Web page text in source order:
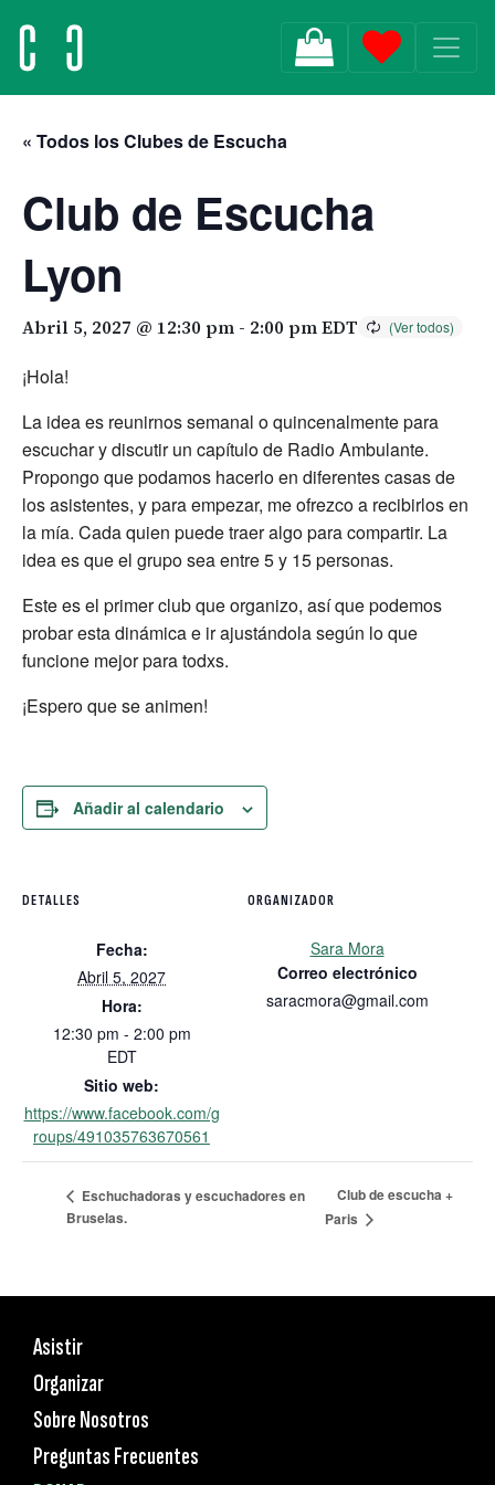
MAIN NAVIGATION
« Todos los Clubes de Escucha
Club de Escucha
Lyon
Abril 5, 2027 @ 12:30 pm - 2:00 pmEDT
¡Hola!
La idea es reunirnos semanal o quincenalmente para
escuchar y discutir un capítulo de Radio Ambulante.
Propongo que podamos hacerlo en diferentes casas de
los asistentes, y para empezar, me ofrezco a recibirlos en
la mía. Cada quien puede traer algo para compartir. La
idea es que el grupo sea entre 5 y 15 personas.
Este es el primer club que organizo, así que podemos
probar esta dinámica e ir ajustándola según lo que
funcione mejor para todxs.
¡Espero que se animen!
Añadir al calendario
DETALLES
Fecha:
Abril 5, 2027
Hora:
12:30 pm - 2:00 pm
EDT
Sitio web:
https://www.facebook.com/g
roups/491035763670561
ORGANIZADOR
Sara Mora
Correo electrónico
saracmora@gmail.com
Eschuchadoras y escuchadores en
Bruselas.
Club de escucha +
Paris
Asistir
Organizar
Sobre Nosotros
Preguntas Frecuentes